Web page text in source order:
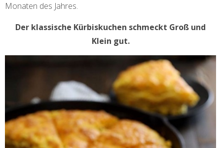
Monaten des Jahres.
Der klassische Kürbiskuchen schmeckt Groß und
Klein gut.